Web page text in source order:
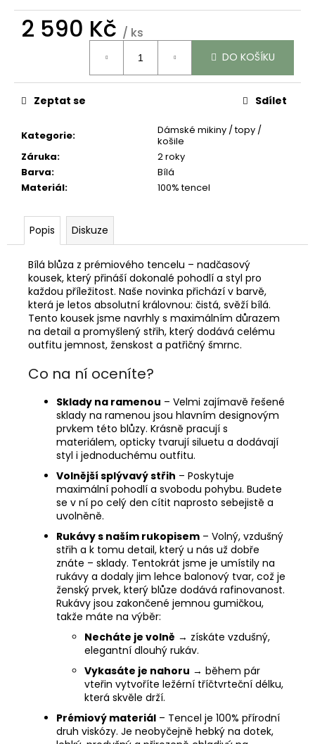
2 590 Kč / ks
DO KOŠÍKU
Kategorie:
Dámské mikiny / topy /
košile
Záruka:
2 roky
Barva:
Bílá
Materiál: 100% tencel
Zeptat se Sdílet
Popis Diskuze
Bílá blůza z prémiového tencelu – nadčasový
kousek, který přináší dokonalé pohodlí a styl pro
každou příležitost. Naše novinka přichází v barvě,
která je letos absolutní královnou: čistá, svěží bílá.
Tento kousek jsme navrhly s maximálním důrazem
na detail a promyšlený střih, který dodává celému
outfitu jemnost, ženskost a patřičný šmrnc.
Co na ní oceníte?
Sklady na ramenou – Velmi zajímavě řešené
sklady na ramenou jsou hlavním designovým
prvkem této blůzy. Krásně pracují s
materiálem, opticky tvarují siluetu a dodávají
styl i jednoduchému outfitu.
Volnější splývavý střih – Poskytuje
maximální pohodlí a svobodu pohybu. Budete
se v ní po celý den cítit naprosto sebejistě a
uvolněně.
Rukávy s naším rukopisem – Volný, vzdušný
střih a k tomu detail, který u nás už dobře
znáte – sklady. Tentokrát jsme je umístily na
rukávy a dodaly jim lehce balonový tvar, což je
ženský prvek, který blůze dodává rafinovanost.
Rukávy jsou zakončené jemnou gumičkou,
takže máte na výběr:
Necháte je volně → získáte vzdušný,
elegantní dlouhý rukáv.
Vykasáte je nahoru → během pár
vteřin vytvoříte ležérní tříčtvrteční délku,
která skvěle drží.
Prémiový materiál – Tencel je 100% přírodní
druh viskózy. Je neobyčejně hebký na dotek,
2
790
Kč